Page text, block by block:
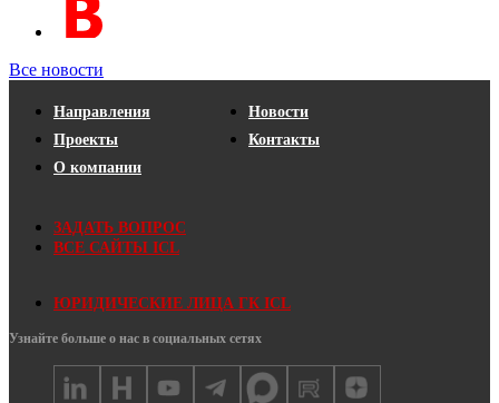
Все новости
Направления
Проекты
О компании
Новости
Контакты
ЗАДАТЬ ВОПРОС
ВСЕ САЙТЫ ICL
ЮРИДИЧЕСКИЕ ЛИЦА ГК ICL
Узнайте больше о нас в социальных сетях